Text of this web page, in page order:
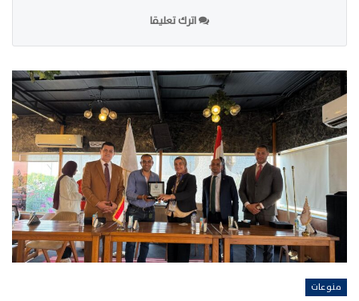
اترك تعليقا
منوعات